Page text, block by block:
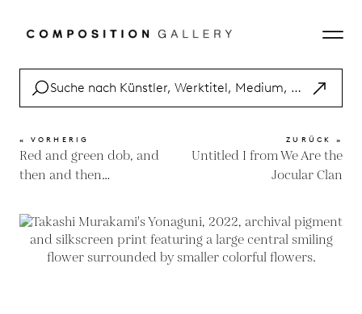
« VORHERIG
Red and green dob, and
then and then…
ZURÜCK »
Untitled I from We Are the
Jocular Clan